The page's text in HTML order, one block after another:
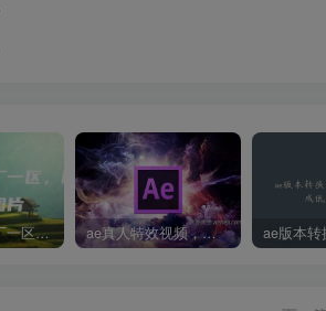
ai明星造梦工厂一区，明星造梦工厂ai图片 ae真人特效视频，大学生第一次做ppt怎么做